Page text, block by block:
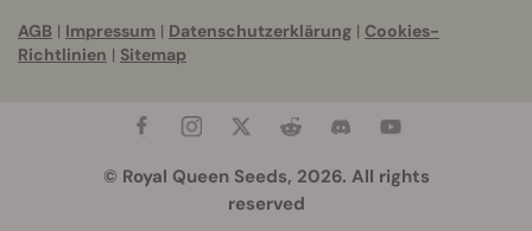
AGB | Impressum | Datenschutzerklärung | Cookies-
Richtlinien | Sitemap
© Royal Queen Seeds, 2026. All rights
reserved